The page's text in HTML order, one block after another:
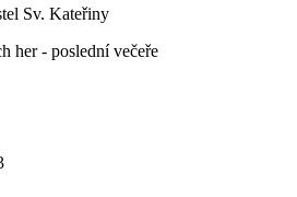
Sv. Kateřiny
her - poslední večeře